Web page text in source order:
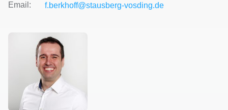
Email:
f.berkhoff@stausberg-vosding.de